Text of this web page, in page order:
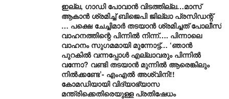
ഇല്ല, ​ഗാഡി പോവാൻ വിടത്തില്ല…മാസ്
ആകാൻ ശ്രമിച്ച് ബിജെപി ജില്ലാ പ്രസിഡന്റ്
… പക്ഷെ ചേച്ചിമാർ തടയാൻ ശ്രമിച്ചത് പോലീസ്
വാഹനത്തിന്റെ പിന്നിൽ നിന്ന്…. പിന്നാലെ
വാഹനം സു​ഗമമായി മുന്നോട്ട്… ‘ഞാൻ
പുറകിൽ വന്നപ്പോൾ എല്ലാവരും പിന്നിൽ
വന്നോ? വണ്ടി തടയാൻ മുന്നിൽ ആരെങ്കിലും
നിൽക്കണ്ടേ’- എംഎൽ അശ്വിനി!!
കോമഡിയായി വിദ്യാഭ്യാസ
മന്ത്രിക്കെതിരെയുള്ള പ്രതിഷേധം